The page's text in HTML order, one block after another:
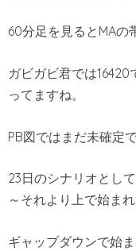
60分足を見るとMAの
ガビガビ君では
ってますね。
PB図ではまだ未確定で
23日のシナリオとし
～それより上で始ま
ギャップダウンで始